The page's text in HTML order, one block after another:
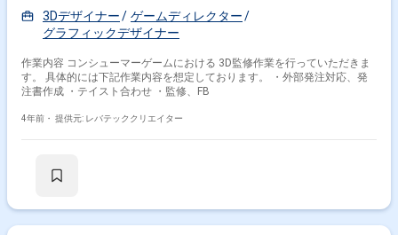
3Dデザイナー
ゲームディレクター
グラフィックデザイナー
作業内容 コンシューマーゲームにおける 3D監修作業を行っていただきま
す。 具体的には下記作業内容を想定しております。 ・外部発注対応、発
注書作成 ・テイスト合わせ ・監修、FB
4年前・ 提供元: レバテッククリエイター